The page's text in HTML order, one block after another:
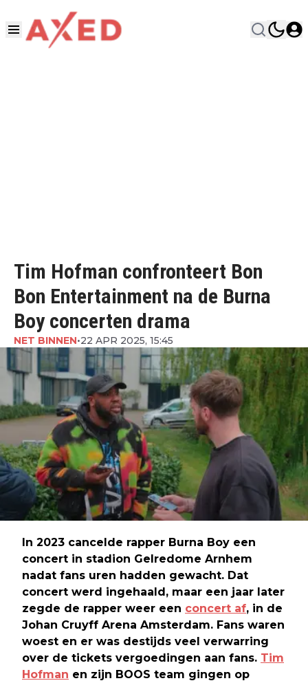
Tim Hofman confronteert Bon
Bon Entertainment na de Burna
Boy concerten drama
NET BINNEN•22 APR 2025, 15:45
In 2023 cancelde rapper Burna Boy een
concert in stadion Gelredome Arnhem
nadat fans uren hadden gewacht. Dat
concert werd ingehaald, maar een jaar later
zegde de rapper weer een concert af, in de
Johan Cruyff Arena Amsterdam. Fans waren
woest en er was destijds veel verwarring
over de tickets vergoedingen aan fans. Tim
Hofman en zijn BOOS team gingen op